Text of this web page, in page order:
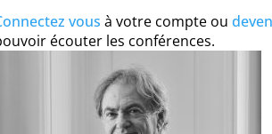
vous à votre compte ou
écouter les conférences.